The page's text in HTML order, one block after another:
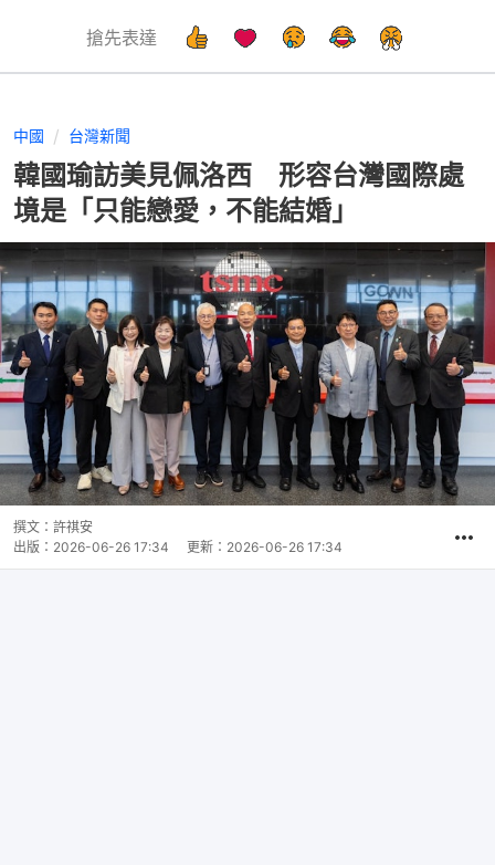
搶先表達
中國 台灣新聞
韓國瑜訪美見佩洛西 形容台灣國際處
境是「只能戀愛，不能結婚」
撰文： 許祺安
出版： 2026-06-26 17:34 更新： 2026-06-26 17:34